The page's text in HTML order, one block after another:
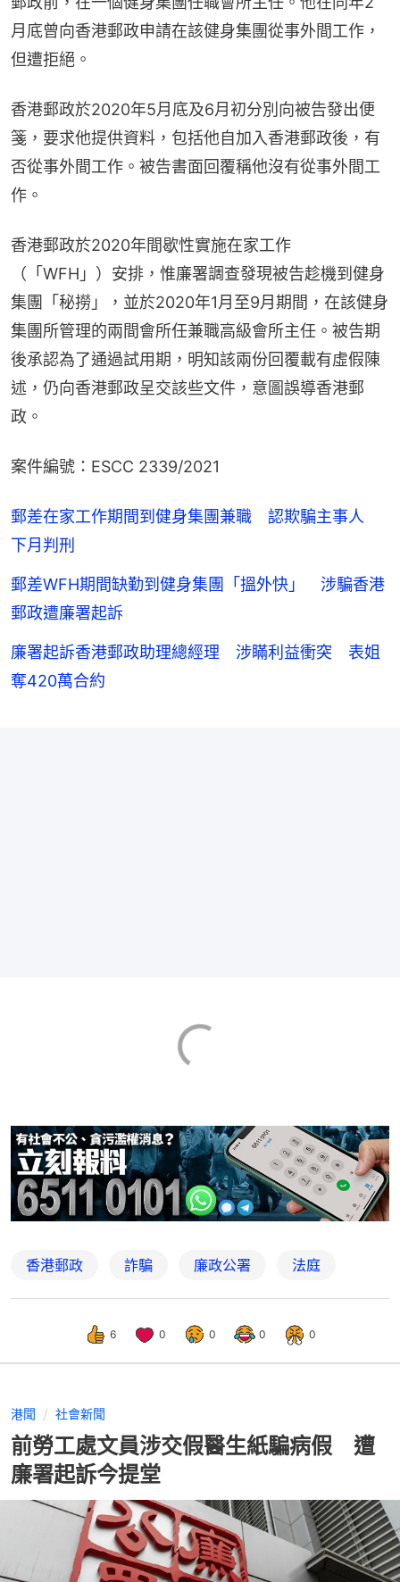
月底曾向香港郵政申請在該健身集團從事外間工作，
但遭拒絕。
香港郵政於2020年5月底及6月初分別向被告發出便
箋，要求他提供資料，包括他自加入香港郵政後，有
否從事外間工作。被告書面回覆稱他沒有從事外間工
作。
香港郵政於2020年間歇性實施在家工作
（「WFH」）安排，惟廉署調查發現被告趁機到健身
集團「秘撈」，並於2020年1月至9月期間，在該健身
集團所管理的兩間會所任兼職高級會所主任。被告期
後承認為了通過試用期，明知該兩份回覆載有虛假陳
述，仍向香港郵政呈交該些文件，意圖誤導香港郵
政。
案件編號：ESCC 2339/2021
郵差在家工作期間到健身集團兼職 認欺騙主事人
下月判刑
郵差WFH期間缺勤到健身集團「搵外快」 涉騙香港
郵政遭廉署起訴
廉署起訴香港郵政助理總經理 涉瞞利益衝突 表姐
奪420萬合約
香港郵政 詐騙 廉政公署 法庭
6 0 0 0 0
港聞 社會新聞
前勞工處文員涉交假醫生紙騙病假 遭
廉署起訴今提堂